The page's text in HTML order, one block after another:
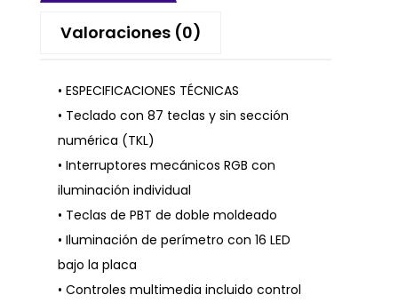
Valoraciones (0)
• ESPECIFICACIONES TÉCNICAS
• Teclado con 87 teclas y sin sección
numérica (TKL)
• Interruptores mecánicos RGB con
iluminación individual
• Teclas de PBT de doble moldeado
• Iluminación de perímetro con 16 LED
bajo la placa
• Controles multimedia incluido control